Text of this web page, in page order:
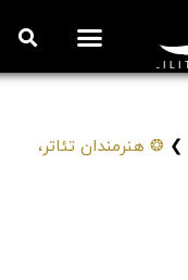
❯ ❂ هنرمندان تئاتر،